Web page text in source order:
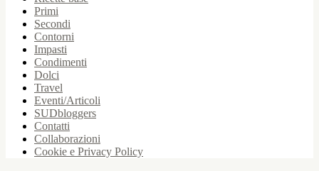
Primi
Secondi
Contorni
Impasti
Condimenti
Dolci
Travel
Eventi/Articoli
SUDbloggers
Contatti
Collaborazioni
Cookie e Privacy Policy